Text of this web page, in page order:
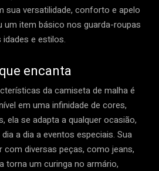
sua versatilidade, conforto e apelo
um item básico nos guarda-roupas
e estilos.
encanta
da camiseta de malha é
em uma infinidade de cores,
ela se adapta a qualquer ocasião,
a dia a eventos especiais. Sua
com diversas peças, como jeans,
torna um curinga no armário,